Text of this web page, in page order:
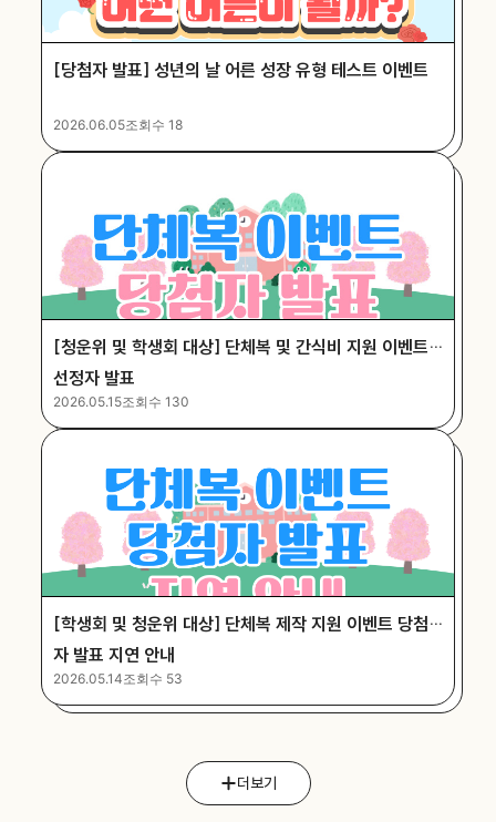
[당첨자 발표] 성년의 날 어른 성장 유형 테스트 이벤트
2026.06.05조회수 18
[청운위 및 학생회 대상] 단체복 및 간식비 지원 이벤트
선정자 발표
2026.05.15조회수 130
[학생회 및 청운위 대상] 단체복 제작 지원 이벤트 당첨
자 발표 지연 안내
2026.05.14조회수 53
더보기